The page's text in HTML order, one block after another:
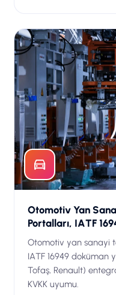
Otomotiv Yan
Portalları, IATF
Otomotiv yan sanayi
IATF 16949 doküman
Tofaş, Renault)
KVKK uyumu.